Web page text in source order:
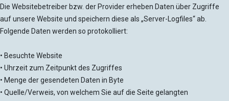
Die Websitebetreiber bzw. der Provider erheben Daten über Zugriffe
auf unsere Website und speichern diese als „Server-Logfiles“ ab.
Folgende Daten werden so protokolliert:
• Besuchte Website
• Uhrzeit zum Zeitpunkt des Zugriffes
• Menge der gesendeten Daten in Byte
• Quelle/Verweis, von welchem Sie auf die Seite gelangten